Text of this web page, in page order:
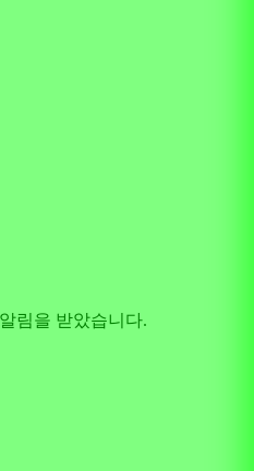
림을 받았습니다.